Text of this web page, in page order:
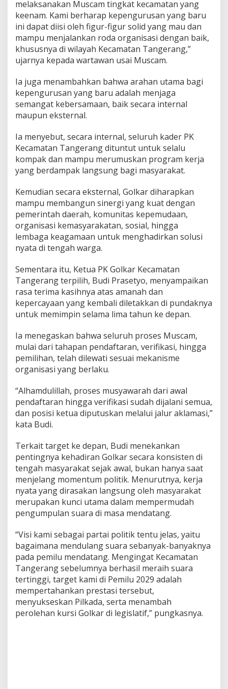
melaksanakan Muscam tingkat kecamatan yang
keenam. Kami berharap kepengurusan yang baru
ini dapat diisi oleh figur-figur solid yang mau dan
mampu menjalankan roda organisasi dengan baik,
khususnya di wilayah Kecamatan Tangerang,”
ujarnya kepada wartawan usai Muscam.
Ia juga menambahkan bahwa arahan utama bagi
kepengurusan yang baru adalah menjaga
semangat kebersamaan, baik secara internal
maupun eksternal.
Ia menyebut, secara internal, seluruh kader PK
Kecamatan Tangerang dituntut untuk selalu
kompak dan mampu merumuskan program kerja
yang berdampak langsung bagi masyarakat.
Kemudian secara eksternal, Golkar diharapkan
mampu membangun sinergi yang kuat dengan
pemerintah daerah, komunitas kepemudaan,
organisasi kemasyarakatan, sosial, hingga
lembaga keagamaan untuk menghadirkan solusi
nyata di tengah warga.
Sementara itu, Ketua PK Golkar Kecamatan
Tangerang terpilih, Budi Prasetyo, menyampaikan
rasa terima kasihnya atas amanah dan
kepercayaan yang kembali diletakkan di pundaknya
untuk memimpin selama lima tahun ke depan.
Ia menegaskan bahwa seluruh proses Muscam,
mulai dari tahapan pendaftaran, verifikasi, hingga
pemilihan, telah dilewati sesuai mekanisme
organisasi yang berlaku.
“Alhamdulillah, proses musyawarah dari awal
pendaftaran hingga verifikasi sudah dijalani semua,
dan posisi ketua diputuskan melalui jalur aklamasi,”
kata Budi.
Terkait target ke depan, Budi menekankan
pentingnya kehadiran Golkar secara konsisten di
tengah masyarakat sejak awal, bukan hanya saat
menjelang momentum politik. Menurutnya, kerja
nyata yang dirasakan langsung oleh masyarakat
merupakan kunci utama dalam mempermudah
pengumpulan suara di masa mendatang.
“Visi kami sebagai partai politik tentu jelas, yaitu
bagaimana mendulang suara sebanyak-banyaknya
pada pemilu mendatang. Mengingat Kecamatan
Tangerang sebelumnya berhasil meraih suara
tertinggi, target kami di Pemilu 2029 adalah
mempertahankan prestasi tersebut,
menyukseskan Pilkada, serta menambah
perolehan kursi Golkar di legislatif,” pungkasnya.